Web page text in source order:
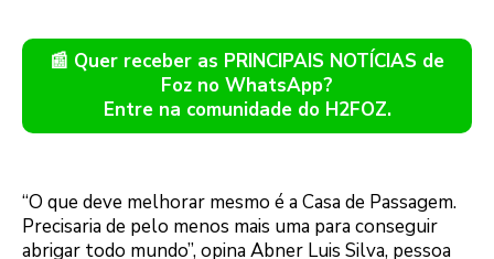
📰 Quer receber as PRINCIPAIS NOTÍCIAS de
Foz no WhatsApp?
Entre na comunidade do H2FOZ.
“O que deve melhorar mesmo é a Casa de Passagem.
Precisaria de pelo menos mais uma para conseguir
abrigar todo mundo”, opina Abner Luis Silva, pessoa